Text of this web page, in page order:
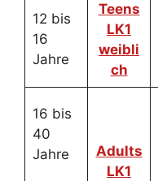
12 bis
16
Jahre
Teens
LK1
weibli
ch
16 bis
40
Jahre
Adults
LK1